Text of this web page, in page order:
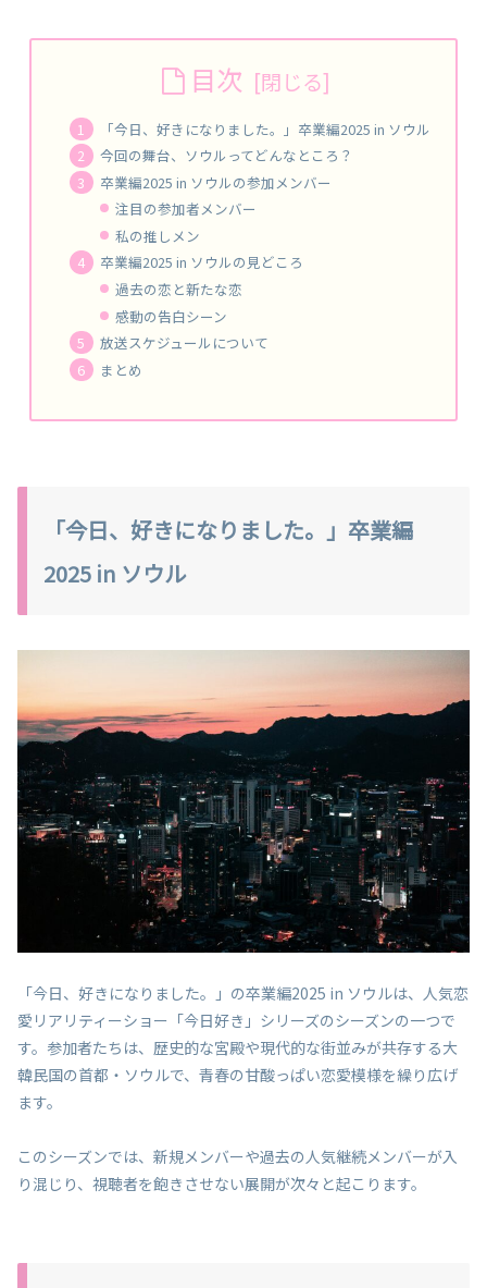
目次
「今日、好きになりました。」卒業編2025 in ソウル
今回の舞台、ソウルってどんなところ？
卒業編2025 in ソウルの参加メンバー
注目の参加者メンバー
私の推しメン
卒業編2025 in ソウルの見どころ
過去の恋と新たな恋
感動の告白シーン
放送スケジュールについて
まとめ
「今日、好きになりました。」卒業編
2025 in ソウル
「今日、好きになりました。」の卒業編2025 in ソウルは、人気恋
愛リアリティーショー「今日好き」シリーズのシーズンの一つで
す。参加者たちは、歴史的な宮殿や現代的な街並みが共存する大
韓民国の首都・ソウルで、青春の甘酸っぱい恋愛模様を繰り広げ
ます。
このシーズンでは、新規メンバーや過去の人気継続メンバーが入
り混じり、視聴者を飽きさせない展開が次々と起こります。